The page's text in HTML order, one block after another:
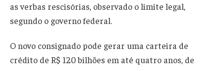
as verbas rescisórias, observado o limite legal,
segundo o governo federal.
O novo consignado pode gerar uma carteira de
crédito de R$ 120 bilhões em até quatro anos, de